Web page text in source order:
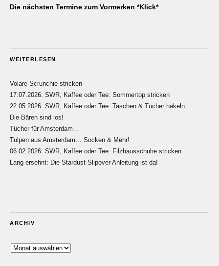
Die nächsten Termine zum Vormerken *Klick*
WEITERLESEN
Volare-Scrunchie stricken
17.07.2026: SWR, Kaffee oder Tee: Sommertop stricken
22.05.2026: SWR, Kaffee oder Tee: Taschen & Tücher häkeln
Die Bären sind los!
Tücher für Amsterdam…
Tulpen aus Amsterdam… Socken & Mehr!
06.02.2026: SWR, Kaffee oder Tee: Filzhausschuhe stricken
Lang ersehnt: Die Stardust Slipover Anleitung ist da!
ARCHIV
Archiv